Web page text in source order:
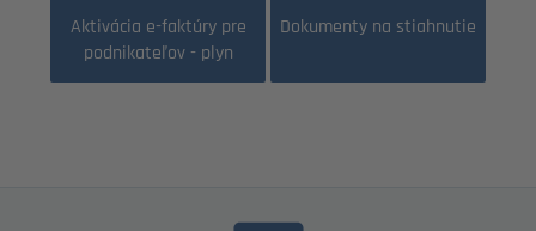
Aktivácia e-faktúry pre
podnikateľov - plyn
Dokumenty na stiahnutie